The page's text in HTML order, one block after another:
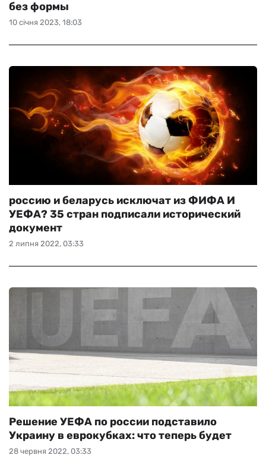
10 січня 2023, 18:03
без формы
2 липня 2022, 03:33
россию и беларусь исключат из ФИФА И
УЕФА? 35 стран подписали исторический
документ
28 червня 2022, 03:33
Решение УЕФА по россии подставило
Украину в еврокубках: что теперь будет